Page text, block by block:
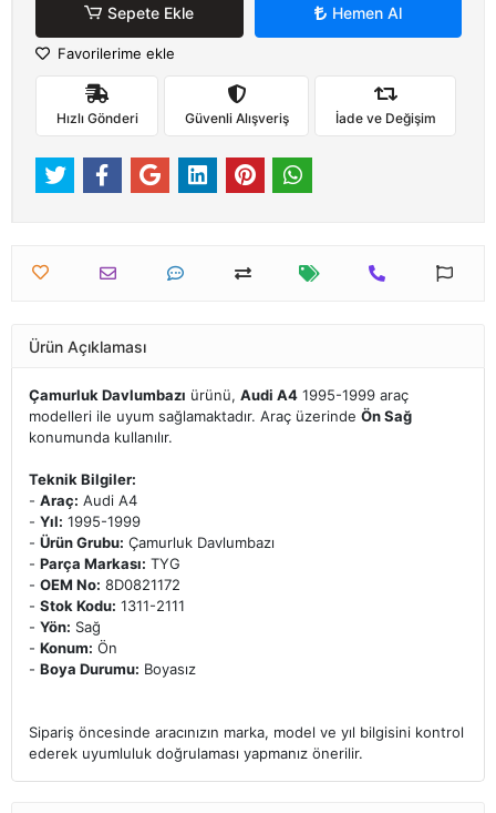
Sepete Ekle Hemen Al
Favorilerime ekle
Hızlı Gönderi Güvenli Alışveriş İade ve Değişim
Ürün Açıklaması
Çamurluk Davlumbazı ürünü, Audi A4 1995-1999 araç
modelleri ile uyum sağlamaktadır. Araç üzerinde Ön Sağ
konumunda kullanılır.
Teknik Bilgiler:
- Araç: Audi A4
- Yıl: 1995-1999
- Ürün Grubu: Çamurluk Davlumbazı
- Parça Markası: TYG
- OEM No: 8D0821172
- Stok Kodu: 1311-2111
- Yön: Sağ
- Konum: Ön
- Boya Durumu: Boyasız
Sipariş öncesinde aracınızın marka, model ve yıl bilgisini kontrol
ederek uyumluluk doğrulaması yapmanız önerilir.